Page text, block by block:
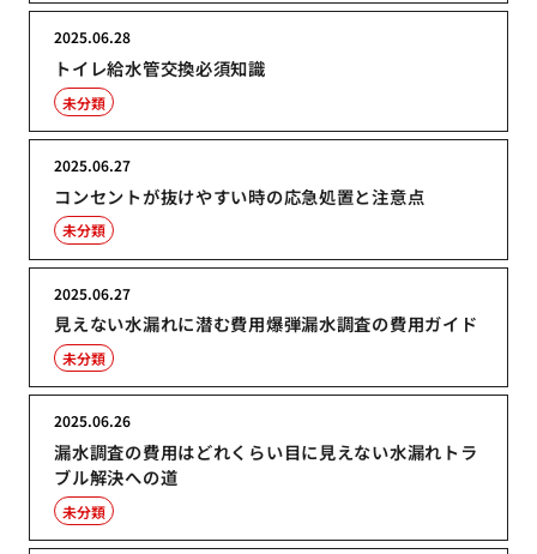
トイレ給水管交換必須知識
2025.06.28
未分類
コンセントが抜けやすい時の応急処置と注意点
2025.06.27
未分類
見えない水漏れに潜む費用爆弾漏水調査の費用ガイド
2025.06.27
未分類
漏水調査の費用はどれくらい目に見えない水漏れトラ
ブル解決への道
2025.06.26
未分類